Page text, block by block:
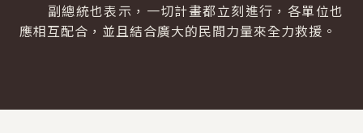
副總統也表示，一切計畫都立刻進行，各單位也
應相互配合，並且結合廣大的民間力量來全力救援。